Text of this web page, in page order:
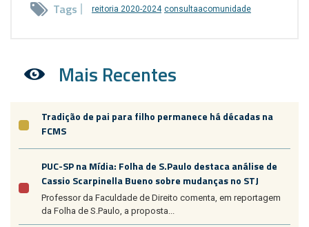
Tags reitoria 2020-2024 consultaacomunidade
Mais Recentes
Tradição de pai para filho permanece há décadas na
FCMS
PUC-SP na Mídia: Folha de S.Paulo destaca análise de
Cassio Scarpinella Bueno sobre mudanças no STJ
Professor da Faculdade de Direito comenta, em reportagem
da Folha de S.Paulo, a proposta...